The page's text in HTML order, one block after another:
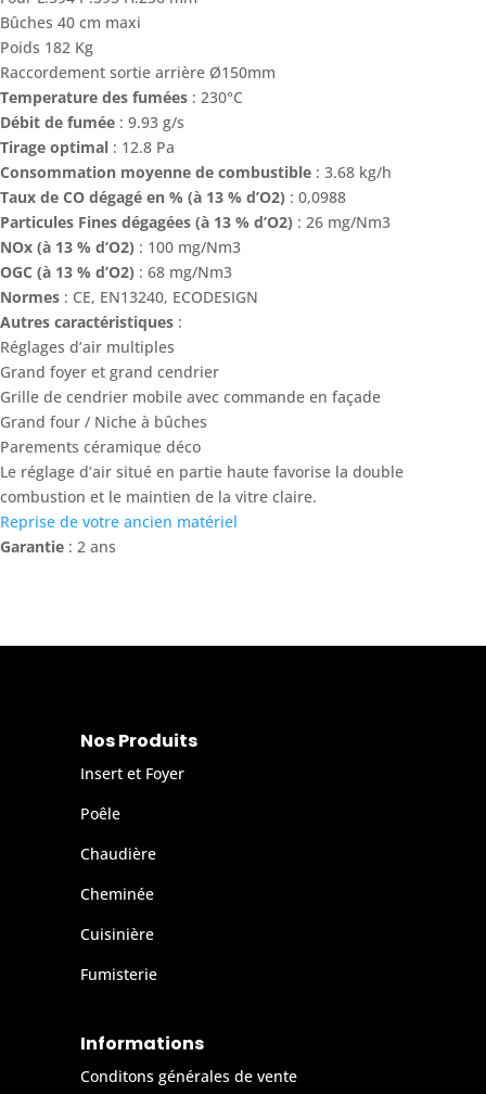
Bûches 40 cm maxi
Poids 182 Kg
Raccordement sortie arrière Ø150mm
Temperature des fumées : 230°C
Débit de fumée : 9.93 g/s
Tirage optimal : 12.8 Pa
Consommation moyenne de combustible : 3.68 kg/h
Taux de CO dégagé en % (à 13 % d’O2) : 0,0988
Particules Fines dégagées (à 13 % d’O2) : 26 mg/Nm3
NOx (à 13 % d’O2) : 100 mg/Nm3
OGC (à 13 % d’O2) : 68 mg/Nm3
Normes : CE, EN13240, ECODESIGN
Autres caractéristiques :
Réglages d’air multiples
Grand foyer et grand cendrier
Grille de cendrier mobile avec commande en façade
Grand four / Niche à bûches
Parements céramique déco
Le réglage d’air situé en partie haute favorise la double
combustion et le maintien de la vitre claire.
Reprise de votre ancien matériel
Garantie : 2 ans
Nos Produits
Insert et Foyer
Poêle
Chaudière
Cheminée
Cuisinière
Fumisterie
Informations
Conditons générales de vente